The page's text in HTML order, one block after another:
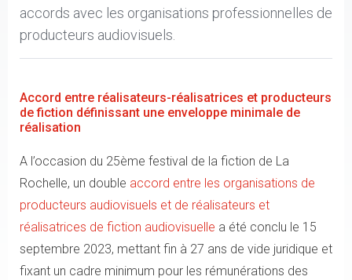
accords avec les organisations professionnelles de
producteurs audiovisuels.
Accord entre réalisateurs-réalisatrices et producteurs
de fiction définissant une enveloppe minimale de
réalisation
A l’occasion du 25ème festival de la fiction de La
Rochelle, un double accord entre les organisations de
producteurs audiovisuels et de réalisateurs et
réalisatrices de fiction audiovisuelle a été conclu le 15
septembre 2023, mettant fin à 27 ans de vide juridique et
fixant un cadre minimum pour les rémunérations des